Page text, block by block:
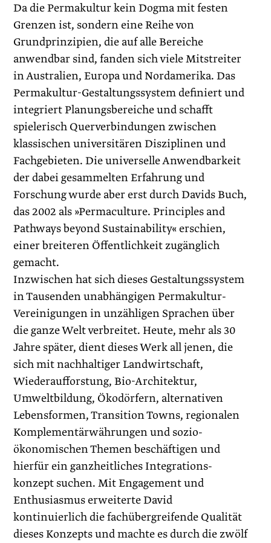
Da die Permakultur kein Dogma mit festen
Grenzen ist, sondern eine Reihe von
Grundprinzipien, die auf alle Bereiche
anwendbar sind, fanden sich viele Mitstreiter
in Australien, Europa und Nordamerika. Das
Permakultur-Gestaltungssystem definiert und
integriert Planungsbereiche und schafft
spielerisch Querverbindungen zwischen
klassischen universitären Disziplinen und
Fachgebieten. Die universelle Anwendbarkeit
der dabei gesammelten Erfahrung und
Forschung wurde aber erst durch Davids Buch,
das 2002 als »Permaculture. Principles and
Pathways beyond Sustainability« erschien,
einer breiteren Öffentlichkeit zugänglich
gemacht.
Inzwischen hat sich dieses Gestaltungssystem
in Tausenden unabhängigen Permakultur-
Vereinigungen in unzähligen Sprachen über
die ganze Welt verbreitet. Heute, mehr als 30
Jahre später, dient dieses Werk all jenen, die
sich mit nachhaltiger Landwirtschaft,
Wiederaufforstung, Bio-Architektur,
Umweltbildung, Ökodörfern, alternativen
Lebensformen, Transition Towns, regionalen
Komplementärwährungen und sozio-
ökonomischen Themen beschäftigen und
hierfür ein ganzheitliches Integrations­
konzept suchen. Mit Engagement und
Enthusiasmus erweiterte David
kontinuierlich die fachübergreifende Qualität
dieses Konzepts und machte es durch die zwölf